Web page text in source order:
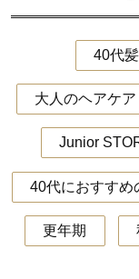
40代
大人のヘアケア
Junior
更年期